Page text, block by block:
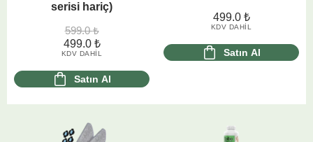
serisi hariç)
599.0₺
499.0 ₺
KDV DAHIL
Satın Al
499.0 ₺
KDV DAHIL
Satın Al